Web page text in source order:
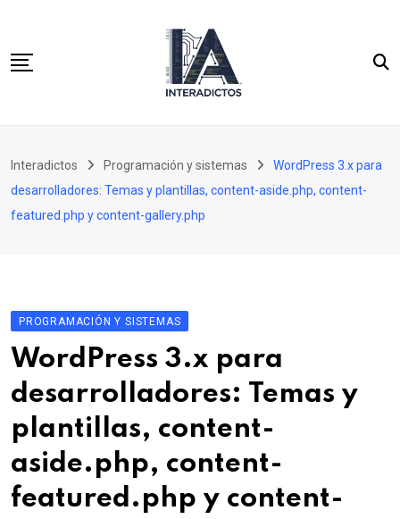
content
Integración continua
WordPress 3.x para desarrolladores
Interadictos Programación y sistemas
WordPress 3.x para
desarrolladores: Temas y plantillas, content-aside.php, content-
featured.php y content-gallery.php
PROGRAMACIÓN Y SISTEMAS
WordPress 3.x para
desarrolladores: Temas y
plantillas, content-
aside.php, content-
featured.php y content-